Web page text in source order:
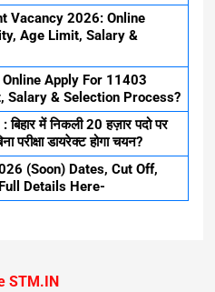
Vacancy 2026: Online
Age Limit, Salary &
Apply For 11403
& Selection Process?
में निकली 20 हज़ार पदो पर
परीक्षा डायरेक्ट होगा चयन?
(Soon) Dates, Cut Off,
Details Here-
STM.IN